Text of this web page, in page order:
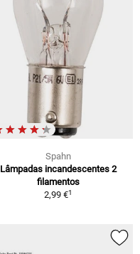
Spahn
Lâmpadas incandescentes 2
filamentos
2,99 €1